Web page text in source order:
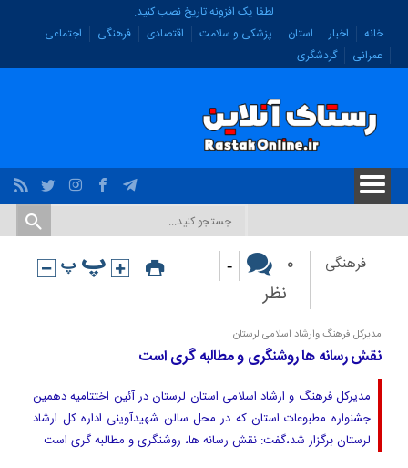
لطفا یک افزونه تاریخ نصب کنید.
خانه
اخبار استان پزشکی و سلامت اقتصادی فرهنگی
اجتماعی
عمرانی
گردشگری
فرهنگی
۰
نظر
-
مدیرکل فرهنگ وارشاد اسلامی لرستان
نقش رسانه ها روشنگری و مطالبه گری است
مدیرکل فرهنگ و ارشاد اسلامی استان لرستان در آئین اختتامیه دهمین
جشنواره مطبوعات استان که در محل سالن شهیدآوینی اداره کل ارشاد
لرستان برگزار شد،گفت: نقش رسانه ها، روشنگری و مطالبه گری است